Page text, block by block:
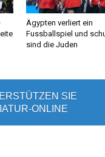
Ägypten verliert ein
Fussballspiel und
sind die Juden
SIE
ONLINE